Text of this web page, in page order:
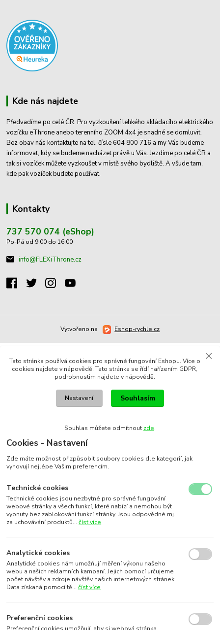
Kde nás najdete
Předvadíme po celé ČR. Pro vyzkoušení lehkého skládacího elektrického
vozíčku eThrone anebo terenního ZOOM 4x4 je snadné se domluvit.
Bez obav nás kontaktujte na tel. čísle 604 800 716 a my Vás budeme
informovat, kdy se budeme nacházet právě u Vás. Jezdíme po celé ČR a
tak si vozíček můžete vyzkoušet v místě svého bydliště. A všude tam,
kde pak vozíček budete používat.
Kontakty
737 570 074 (eShop)
Po-Pá od 9:00 do 16:00
info@FLEXiThrone.cz
Vytvořeno na Eshop-rychle.cz
Tato stránka používá cookies pro správné fungování Eshopu. Více o
cookies najdete v nápovědě. Tato stránka se řídí nařízením GDPR,
podrobnostim najdete v nápovědě.
Nastavení Souhlasím
Souhlas můžete odmítnout zde.
Cookies - Nastavení
Zde máte možnost přizpůsobit soubory cookies dle kategorií, jak
vyhovují nejlépe Vašim preferencím.
Technické cookies
Technické cookies jsou nezbytné pro správné fungování
webové stránky a všech funkcí, které nabízí a nemohou být
vypnuty bez zablokování funkcí stránky. Jsou odpovědné mj.
za uchovávání produktů...číst více
Analytické cookies
Analytické cookies nám umožňují měření výkonu našeho
webu a našich reklamních kampaní. Jejich pomocí určujeme
počet návštěv a zdroje návštěv našich internetových stránek.
Data získaná pomocí tě...číst více
Preferenční cookies